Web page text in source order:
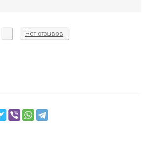
Нет отзывов